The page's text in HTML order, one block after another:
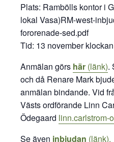
Plats: Rambölls kontor i
lokal Vasa)RM-west-
fororenade-sed.pdf
Tid: 13 november
Anmälan görs här (länk).
och då Renare Mark
anmälan bindande. Vid
Västs ordförande Linn
Ödegaard linn.carlstrom-
Se även inbjudan (länk).